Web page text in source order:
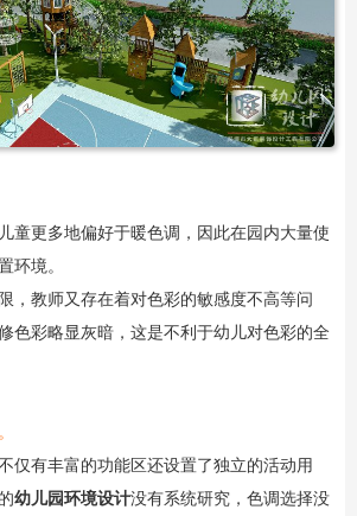
童更多地偏好于暖色调，因此在园内大量使
环境。
，教师又存在着对色彩的敏感度不高等问
色彩略显灰暗，这是不利于幼儿对色彩的全
仅有丰富的功能区还设置了独立的活动用
幼儿园环境设计没有系统研究，色调选择没